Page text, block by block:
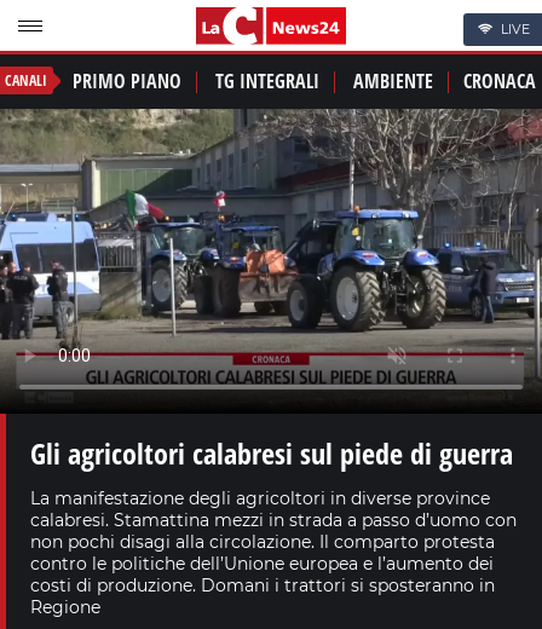
LIVE
CANALI PRIMO PIANO TG INTEGRALI AMBIENTE CRONACA
Gli agricoltori calabresi sul piede di guerra
La manifestazione degli agricoltori in diverse province
calabresi. Stamattina mezzi in strada a passo d’uomo con
non pochi disagi alla circolazione. Il comparto protesta
contro le politiche dell’Unione europea e l’aumento dei
costi di produzione. Domani i trattori si sposteranno in
Regione